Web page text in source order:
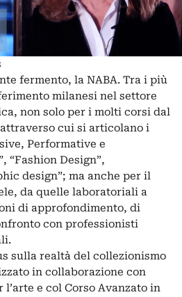
fermento, la NABA. Tra i più
milanesi nel settore
non solo per i molti corsi dal
cui si articolano i
Performative e
“Fashion Design”,
design”; ma anche per il
da quelle laboratoriali a
di approfondimento, di
con professionisti
sulla realtà del collezionismo
in collaborazione con
l’arte e col Corso Avanzato in